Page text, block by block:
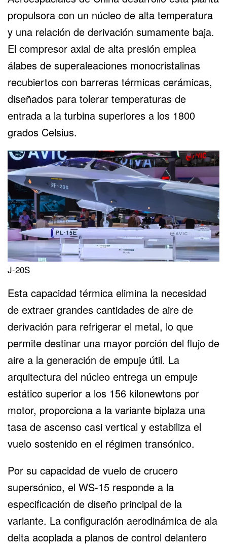
propulsora con un núcleo de alta temperatura
y una relación de derivación sumamente baja.
El compresor axial de alta presión emplea
álabes de superaleaciones monocristalinas
recubiertos con barreras térmicas cerámicas,
diseñados para tolerar temperaturas de
entrada a la turbina superiores a los 1800
grados Celsius.
J-20S
Esta capacidad térmica elimina la necesidad
de extraer grandes cantidades de aire de
derivación para refrigerar el metal, lo que
permite destinar una mayor porción del flujo de
aire a la generación de empuje útil. La
arquitectura del núcleo entrega un empuje
estático superior a los 156 kilonewtons por
motor, proporciona a la variante biplaza una
tasa de ascenso casi vertical y estabiliza el
vuelo sostenido en el régimen transónico.
Por su capacidad de vuelo de crucero
supersónico, el WS-15 responde a la
especificación de diseño principal de la
variante. La configuración aerodinámica de ala
delta acoplada a planos de control delantero